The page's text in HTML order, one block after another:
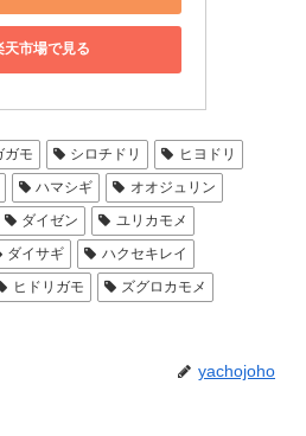
天市場で見る
ガモ シロチドリ
ヒヨドリ
ハマシギ
オオジュリン
ダイゼン
ユリカモメ
ダイサギ
ハクセキレイ
ヒドリガモ
ズグロカモメ
yachojoho